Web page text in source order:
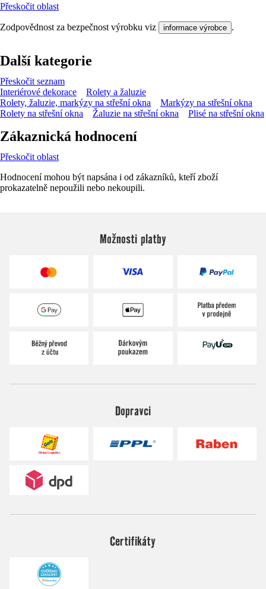
Přeskočit oblast
Zodpovědnost za bezpečnost výrobku viz informace výrobce .
Další kategorie
Přeskočit seznam
Interiérové dekorace
Rolety a žaluzie
Rolety, žaluzie, markýzy na střešní okna
Markýzy na střešní okna
Rolety na střešní okna
Žaluzie na střešní okna Plisé na střešní okna
Zákaznická hodnocení
Přeskočit oblast
Hodnocení mohou být napsána i od zákazníků, kteří zboží
prokazatelně nepoužili nebo nekoupili.
Možnosti platby
Dopravci
Certifikáty